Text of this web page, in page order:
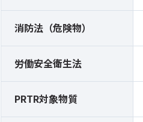
消防法（危険物）
労働安全衛生法
PRTR対象物質